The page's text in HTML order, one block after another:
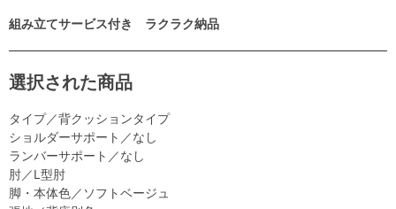
組み立てサービス付き ラクラク納品
選択された商品
タイプ／背クッションタイプ
ショルダーサポート／なし
ランバーサポート／なし
肘／L型肘
脚・本体色／ソフトベージュ